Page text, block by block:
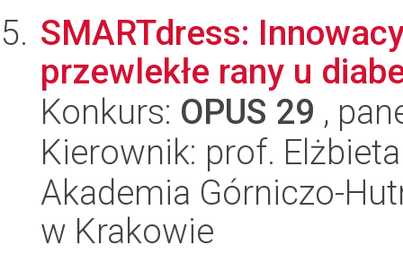
SMARTdress:
przewlekłe rany u
Konkurs: OPUS 29 ,
Kierownik: prof.
Akademia Górniczo-
w Krakowie